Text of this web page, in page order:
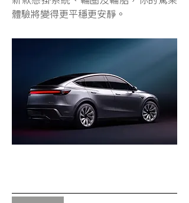
體驗將變得更平穩更安靜。